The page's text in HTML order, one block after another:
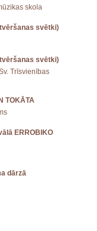
skola
svētki)
svētki)
Trīsvienības
TOKĀTA
ERROBIKO
dārzā